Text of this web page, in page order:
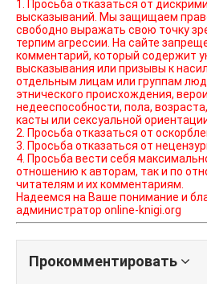
1. Просьба отказаться от
высказываний. Мы защищаем право наших читателей
свободно выражать свою точку
терпим агрессии. На сайте
комментарий, который содержит
высказывания или призывы к
отдельным лицам или группам
этнического происхождения,
недееспособности, пола,
касты или сексуальной
2. Просьба отказаться от
3. Просьба отказаться от
4. Просьба вести себя
отношению к авторам, так и по
читателям и их комментариям.
Надеемся на Ваше понимание и
администратор online-knigi.org
Прокомментировать